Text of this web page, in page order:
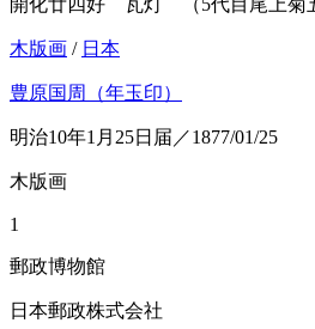
木版画 / 日本
豊原国周（年玉印）
明治10年1月25日届／1877/01/25
木版画
1
郵政博物館
日本郵政株式会社